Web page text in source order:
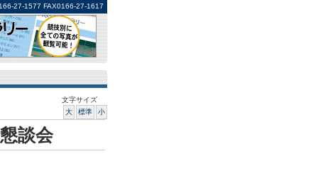
27-1577 FAX0166-27-1617
文字サイズ
大
標準 小
談会